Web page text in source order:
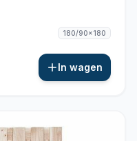
180/90x180
In wagen